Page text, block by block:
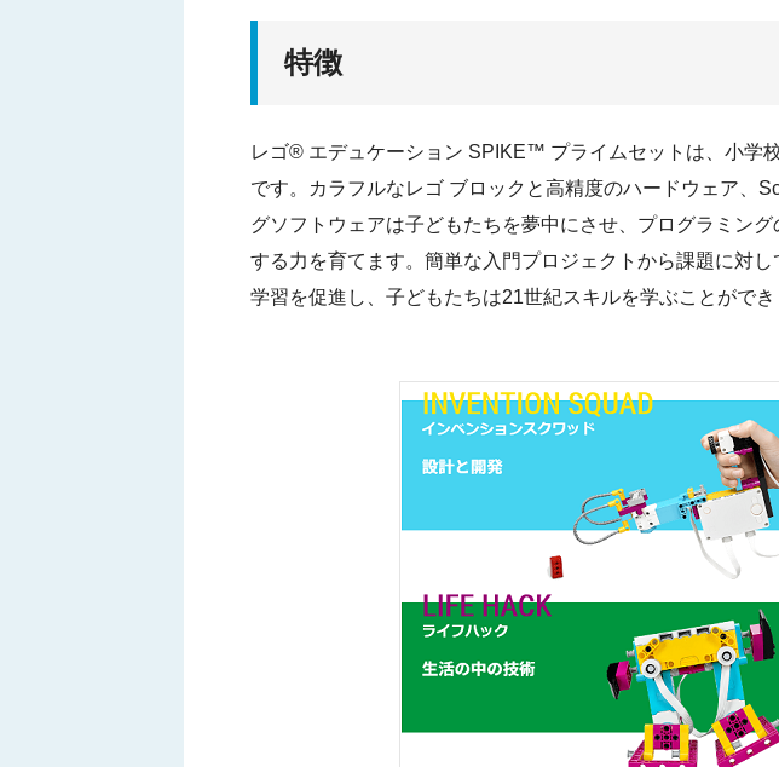
特徴
レゴ® エデュケーション SPIKE™ プライムセットは、小学
です。カラフルなレゴ ブロックと高精度のハードウェア、
グソフトウェアは子どもたちを夢中にさせ、プログラミン
する力を育てます。簡単な入門プロジェクトから課題に対
学習を促進し、子どもたちは21世紀スキルを学ぶことができ